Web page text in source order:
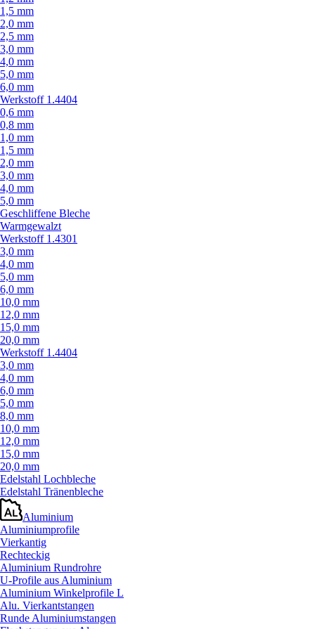
1,5 mm
2,0 mm
2,5 mm
3,0 mm
4,0 mm
5,0 mm
6,0 mm
Werkstoff 1.4404
0,6 mm
0,8 mm
1,0 mm
1,5 mm
2,0 mm
3,0 mm
4,0 mm
5,0 mm
Geschliffene Bleche
Warmgewalzt
Werkstoff 1.4301
3,0 mm
4,0 mm
5,0 mm
6,0 mm
10,0 mm
12,0 mm
15,0 mm
20,0 mm
Werkstoff 1.4404
3,0 mm
4,0 mm
6,0 mm
5,0 mm
8,0 mm
10,0 mm
12,0 mm
15,0 mm
20,0 mm
Edelstahl Lochbleche
Edelstahl Tränenbleche
Aluminium
Aluminiumprofile
Vierkantig
Rechteckig
Aluminium Rundrohre
U-Profile aus Aluminium
Aluminium Winkelprofile L
Alu. Vierkantstangen
Runde Aluminiumstangen